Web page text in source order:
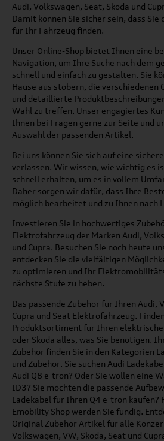
Audi, Volkswagen, Seat, Skoda und
Damit können Sie sicher sein, dass Sie
für Ihr Fahrzeug finden.
Unser Online-Shop bietet Ihnen eine
Navigation, um Ihre Suche nach dem
schnell und einfach zu gestalten. Sie
Hause aus stöbern, die verschiedenen
und detaillierte
Wahl zu treffen. Unser engagiertes
Ihnen bei Fragen gerne zur Seite und
Auswahl der passenden Artikel.
Bei uns können Sie sich auf eine
verlassen. Wir wissen, wie wichtig es
schnell erhalten, um es in vollem
Daher sorgen wir dafür, dass Ihre
möglich bearbeitet und zu Ihnen nach
Investieren Sie in hochwertiges
Elektrofahrzeug der Marken Audi,
und Cupra. Besuchen Sie noch heute
entdecken Sie die vielfältigen
zu optimieren und Ihr
nächste Stufe zu heben.
Das passende Zubehör für Ihren Audi,
Cupra und Seat Elektrofahrzeug.
Produktsortiment für Ihren
oder Skoda alles, was Sie benötigen.
Zubehör finden Sie in den Kategorien
und Zubehör. Sie suchen Audi
Audi Q8 e-tron? Oder Sie wollen eine
ID3? Sie möchten die passende
Ladekabel für Ihren Q4 e-tron kaufen?
Emobility Shop werden Sie fündig.
Original Zubehör Artikel für alle
Volkswagen, VW, Skoda, Seat und